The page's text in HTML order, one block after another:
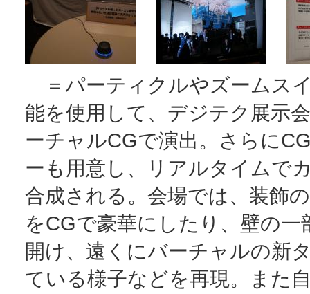
＝パーティクルやズームス
能を使用して、デジテク展示
ーチャルCGで演出。さらに
ーも用意し、リアルタイムで
合成される。会場では、装飾
をCGで豪華にしたり、壁の一
開け、遠くにバーチャルの新
ている様子などを再現。また